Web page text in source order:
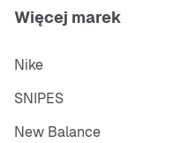
Więcej marek
Nike
SNIPES
New Balance